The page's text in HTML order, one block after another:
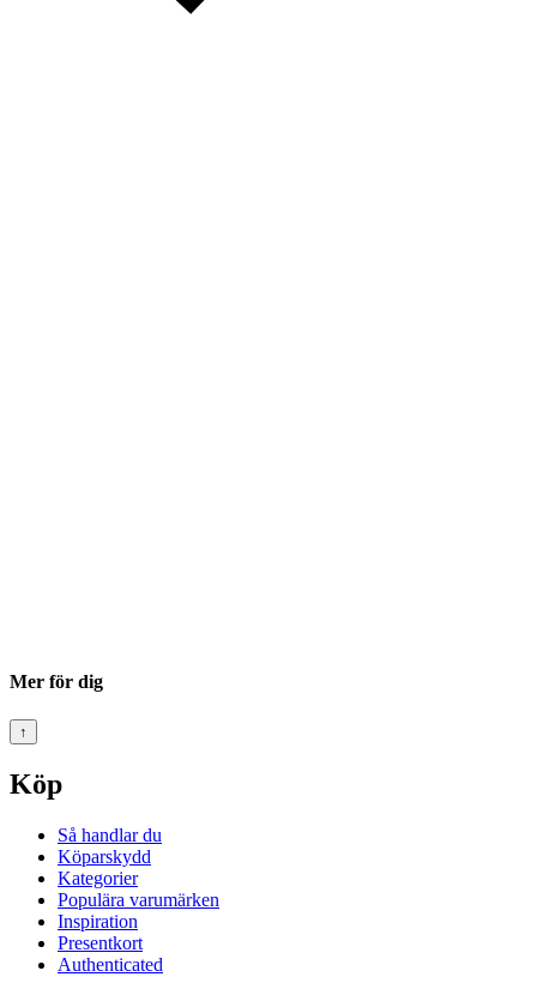
Mer för dig
↑
Köp
Så handlar du
Köparskydd
Kategorier
Populära varumärken
Inspiration
Presentkort
Authenticated